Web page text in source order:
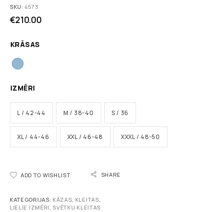
SKU:4573
€210.00
KRĀSAS
IZMĒRI
L / 42-44 M / 38-40 S / 36
XL / 44-46 XXL / 46-48 XXXL / 48-50
ADD TO WISHLIST SHARE
KATEGORIJAS: KĀZAS, KLEITAS,
LIELIE IZMĒRI , SVĒTKU KLEITAS